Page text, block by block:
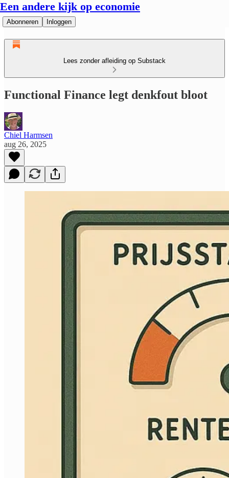
Een andere kijk op economie
Abonneren Inloggen
Lees zonder afleiding op Substack
Functional Finance legt denkfout bloot
Chiel Harmsen
aug 26, 2025